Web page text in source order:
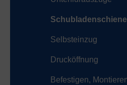
Selbsteinzug
Drucköffnung
Befestigen,